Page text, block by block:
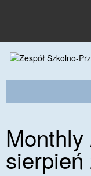
O SZKOLE
KONTAKT
sierpień